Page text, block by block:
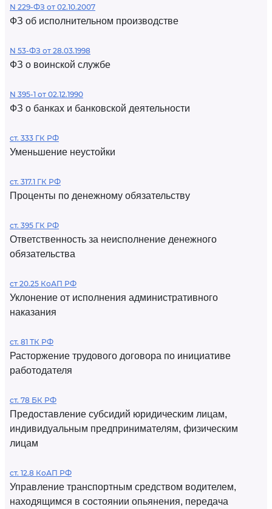
N 229-ФЗ от 02.10.2007
ФЗ об исполнительном производстве
N 53-ФЗ от 28.03.1998
ФЗ о воинской службе
N 395-1 от 02.12.1990
ФЗ о банках и банковской деятельности
ст. 333 ГК РФ
Уменьшение неустойки
ст. 317.1 ГК РФ
Проценты по денежному обязательству
ст. 395 ГК РФ
Ответственность за неисполнение денежного
обязательства
ст 20.25 КоАП РФ
Уклонение от исполнения административного
наказания
ст. 81 ТК РФ
Расторжение трудового договора по инициативе
работодателя
ст. 78 БК РФ
Предоставление субсидий юридическим лицам,
индивидуальным предпринимателям, физическим
лицам
ст. 12.8 КоАП РФ
Управление транспортным средством водителем,
находящимся в состоянии опьянения, передача